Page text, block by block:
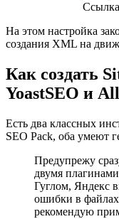
Ссылка
На этом настройка
создания XML на
Как создать
YoastSEO и
Есть два классных
SEO Pack, оба умеют
Предупрежу
двумя
Гуглом, Яндекс
ошибки в файлах
рекомендую